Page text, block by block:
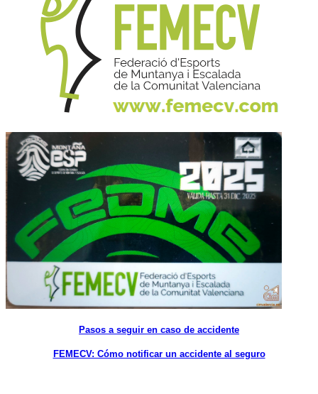
Pasos a seguir en caso de accidente
FEMECV: Cómo notificar un accidente al seguro